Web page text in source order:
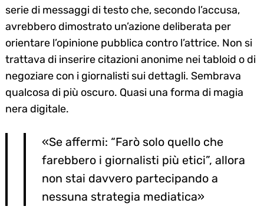
serie di messaggi di testo che, secondo l’accusa,
avrebbero dimostrato un’azione deliberata per
orientare l’opinione pubblica contro l’attrice. Non si
trattava di inserire citazioni anonime nei tabloid o di
negoziare con i giornalisti sui dettagli. Sembrava
qualcosa di più oscuro. Quasi una forma di magia
nera digitale.
«Se affermi: “Farò solo quello che
farebbero i giornalisti più etici”, allora
non stai davvero partecipando a
nessuna strategia mediatica»